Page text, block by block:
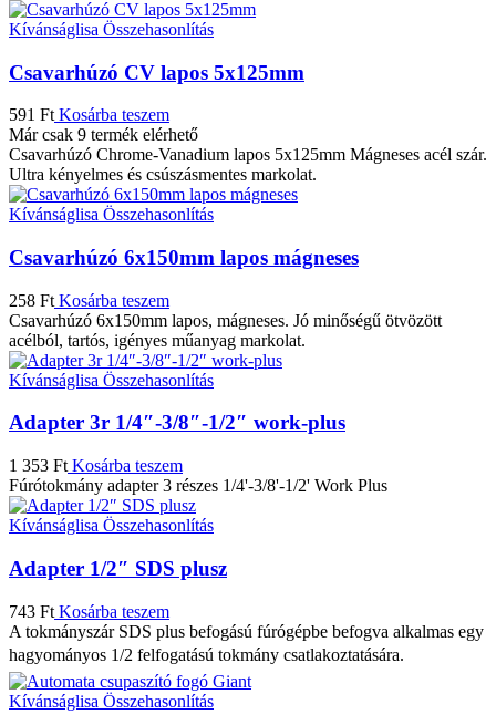
Kívánságlisa Összehasonlítás
Csavarhúzó CV lapos 5x125mm
591 Ft Kosárba teszem
Már csak 9 termék elérhető
Csavarhúzó Chrome-Vanadium lapos 5x125mm Mágneses acél szár.
Ultra kényelmes és csúszásmentes markolat.
Kívánságlisa Összehasonlítás
Csavarhúzó 6x150mm lapos mágneses
258 Ft Kosárba teszem
Csavarhúzó 6x150mm lapos, mágneses. Jó minőségű ötvözött
acélból, tartós, igényes műanyag markolat.
Kívánságlisa Összehasonlítás
Adapter 3r 1/4″-3/8″-1/2″ work-plus
1 353 Ft Kosárba teszem
Fúrótokmány adapter 3 részes 1/4'-3/8'-1/2' Work Plus
Kívánságlisa Összehasonlítás
Adapter 1/2″ SDS plusz
743 Ft Kosárba teszem
A tokmányszár SDS plus befogású fúrógépbe befogva alkalmas egy
hagyományos 1/2 felfogatású tokmány csatlakoztatására.
Kívánságlisa Összehasonlítás